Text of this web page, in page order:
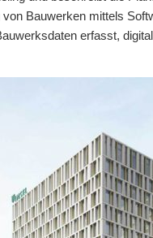
Bauwerken mittels
erfasst,